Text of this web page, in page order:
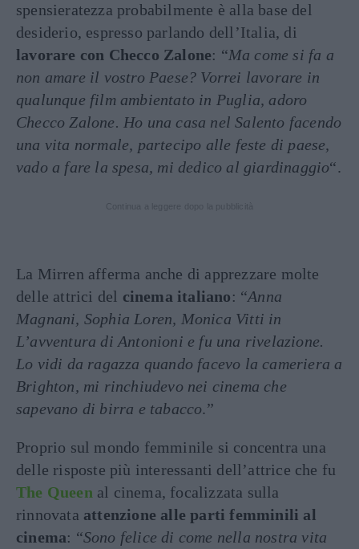
spensieratezza probabilmente è alla base del
desiderio, espresso parlando dell’Italia, di
lavorare con Checco Zalone: “Ma come si fa a
non amare il vostro Paese? Vorrei lavorare in
qualunque film ambientato in Puglia, adoro
Checco Zalone. Ho una casa nel Salento facendo
una vita normale, partecipo alle feste di paese,
vado a fare la spesa, mi dedico al giardinaggio“.
La Mirren afferma anche di apprezzare molte
delle attrici del cinema italiano: “Anna
Magnani, Sophia Loren, Monica Vitti in
L’avventura di Antonioni e fu una rivelazione.
Lo vidi da ragazza quando facevo la cameriera a
Brighton, mi rinchiudevo nei cinema che
sapevano di birra e tabacco.”
Proprio sul mondo femminile si concentra una
delle risposte più interessanti dell’attrice che fu
The Queen al cinema, focalizzata sulla
rinnovata attenzione alle parti femminili al
cinema: “Sono felice di come nella nostra vita